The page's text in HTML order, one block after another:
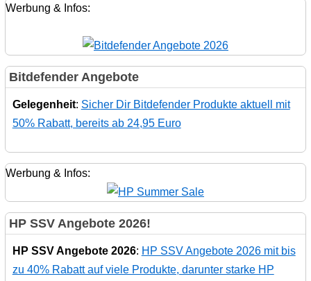
Werbung & Infos:
Bitdefender Angebote
Gelegenheit: Sicher Dir Bitdefender Produkte aktuell mit
50% Rabatt, bereits ab 24,95 Euro
Werbung & Infos:
HP SSV Angebote 2026!
HP SSV Angebote 2026: HP SSV Angebote 2026 mit bis
zu 40% Rabatt auf viele Produkte, darunter starke HP